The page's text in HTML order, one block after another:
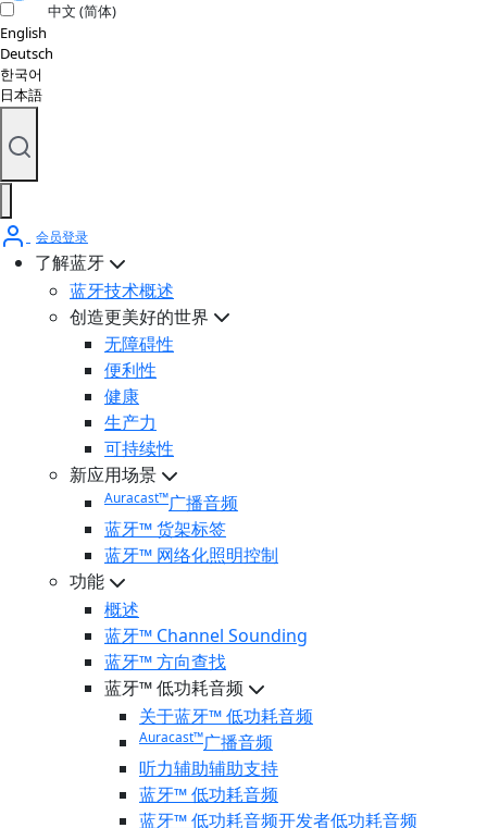
中文 (简体)
English
Deutsch
한국어
日本語
会员登录
了解蓝牙
蓝牙技术概述
创造更美好的世界
无障碍性
便利性
健康
生产力
可持续性
新应用场景
Auracast™广播音频
蓝牙™ 货架标签
蓝牙™ 网络化照明控制
功能
概述
蓝牙™ Channel Sounding
蓝牙™ 方向查找
蓝牙™ 低功耗音频
关于蓝牙™ 低功耗音频
Auracast™广播音频
听力辅助辅助支持
蓝牙™ 低功耗音频
蓝牙™ 低功耗音频开发者低功耗音频